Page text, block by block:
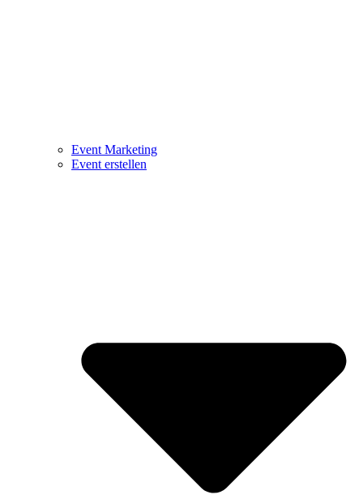
Event Marketing
Event erstellen